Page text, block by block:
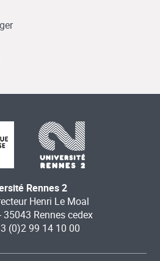
Rennes 2
Henri Le Moal
35043 Rennes cedex
(0)2 99 14 10 00